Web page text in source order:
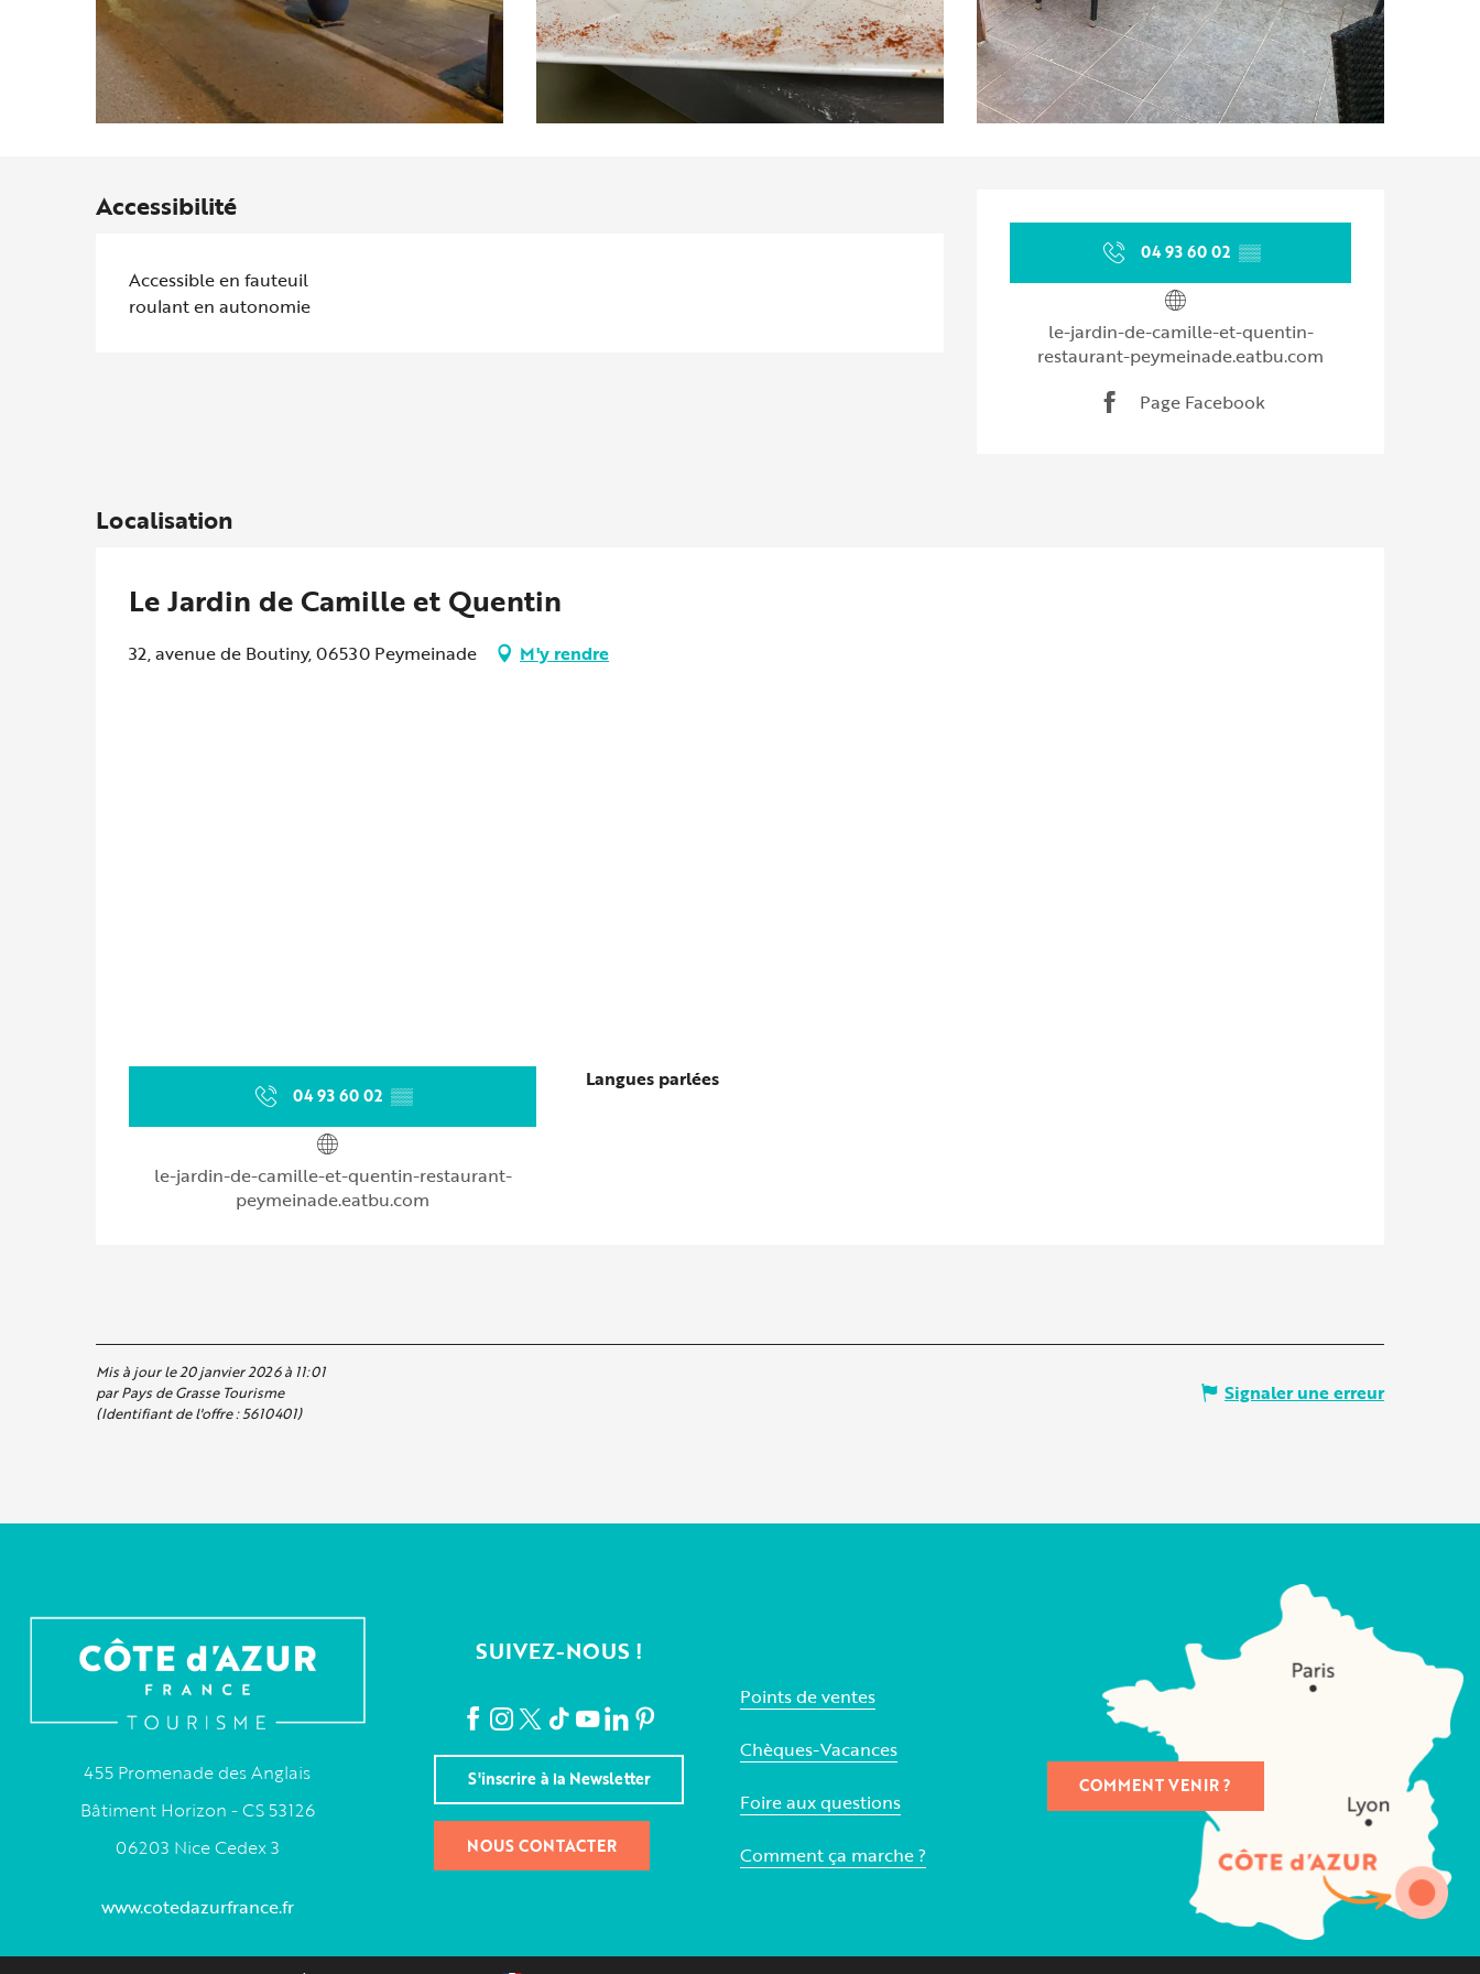
Ouverture et coordonnées
04 93 60 02 ▒▒
le-jardin-de-camille-et-quentin-
restaurant-peymeinade.eatbu.com
Page Facebook
Accessibilité
Accessible en fauteuil
roulant en autonomie
Localisation
Le Jardin de Camille et Quentin
32, avenue de Boutiny, 06530 Peymeinade M'y rendre
04 93 60 02 ▒▒
le-jardin-de-camille-et-quentin-restaurant-
peymeinade.eatbu.com
Langues parlées
Langues parlées
Mis à jour le 20 janvier 2026 à 11:01
par Pays de Grasse Tourisme
(Identifiant de l'offre :5610401)
Signaler une erreur
455 Promenade des Anglais
Bâtiment Horizon - CS 53126
06203 Nice Cedex 3
www.cotedazurfrance.fr
SUIVEZ-NOUS !
S'inscrire à la Newsletter
NOUS CONTACTER
Points de ventes
Chèques-Vacances
Foire aux questions
Comment ça marche ?
COMMENT VENIR ?